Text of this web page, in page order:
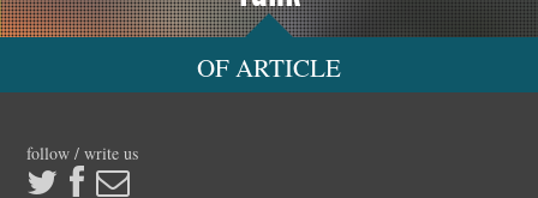
OF ARTICLE
follow / write us